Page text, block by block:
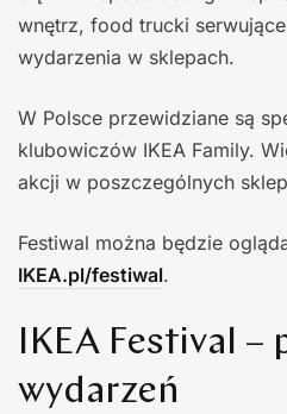
wnętrz, food trucki
wydarzenia w sklepach.
W Polsce przewidziane są
klubowiczów IKEA Family.
akcji w poszczególnych
Festiwal można będzie
IKEA.pl/festiwal.
IKEA Festival –
wydarzeń